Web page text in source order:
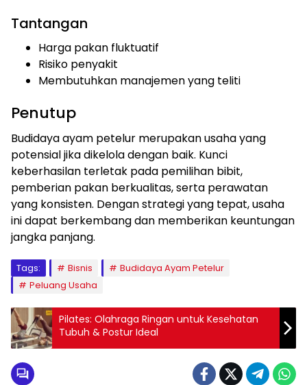
Tantangan
Harga pakan fluktuatif
Risiko penyakit
Membutuhkan manajemen yang teliti
Penutup
Budidaya ayam petelur merupakan usaha yang
potensial jika dikelola dengan baik. Kunci
keberhasilan terletak pada pemilihan bibit,
pemberian pakan berkualitas, serta perawatan
yang konsisten. Dengan strategi yang tepat, usaha
ini dapat berkembang dan memberikan keuntungan
jangka panjang.
Tags: Bisnis
Budidaya Ayam Petelur
Peluang Usaha
Pilates: Olahraga Ringan untuk Kesehatan
Tubuh & Postur Ideal